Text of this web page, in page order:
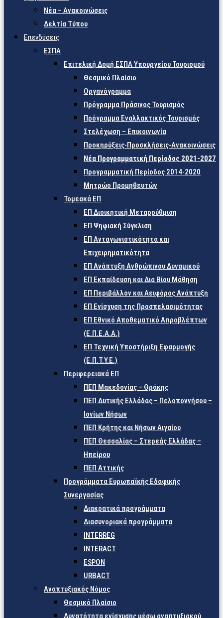
Νέα – Ανακοινώσεις
Δελτία Τύπου
Επενδύσεις
ΕΣΠΑ
Επιτελική Δομή ΕΣΠΑ Υπουργείου Τουρισμού
Θεσμικό Πλαίσιο
Οργανόγραμμα
Πρόγραμμα Πράσινος Τουρισμός
Πρόγραμμα Εναλλακτικός Τουρισμός
Στελέχωση – Επικοινωνία
Προκηρύξεις-Προσκλήσεις-Ανακοινώσεις
Νέα Προγραμματική Περίοδος 2021-2027
Προγραμματική Περίοδος 2014-2020
Μητρώο Προμηθευτών
Τομεακά ΕΠ
ΕΠ Διοικητική Μεταρρύθμιση
ΕΠ Ψηφιακή Σύγκλιση
ΕΠ Ανταγωνιστικότητα και
Επιχειρηματικότητα
ΕΠ Ανάπτυξη Ανθρώπινου Δυναμικού
ΕΠ Εκπαίδευση και Δια Βίου Μάθηση
ΕΠ Περιβάλλον και Αειφόρος Ανάπτυξη
ΕΠ Ενίσχυση της Προσπελασιμότητας
ΕΠ Εθνικό Αποθεματικό Απροβλέπτων
(Ε.Π.Ε.Α.Α.)
ΕΠ Τεχνική Υποστήριξη Εφαρμογής
(Ε.Π.Τ.Υ.Ε.)
Περιφερειακά ΕΠ
ΠΕΠ Μακεδονίας – Θράκης
ΠΕΠ Δυτικής Ελλάδας – Πελοποννήσου –
Ιονίων Νήσων
ΠΕΠ Κρήτης και Νήσων Αιγαίου
ΠΕΠ Θεσσαλίας – Στερεάς Ελλάδας –
Ηπείρου
ΠΕΠ Αττικής
Προγράμματα Ευρωπαϊκής Εδαφικής
Συνεργασίας
Διακρατικά προγράμματα
Διασυνοριακά προγράμματα
INTERREG
INTERACT
ESPON
URBACT
Αναπτυξιακός Νόμος
Θεσμικό Πλαίσιο
Δυνατότητα ενίσχυσης μέσω αναπτυξιακού